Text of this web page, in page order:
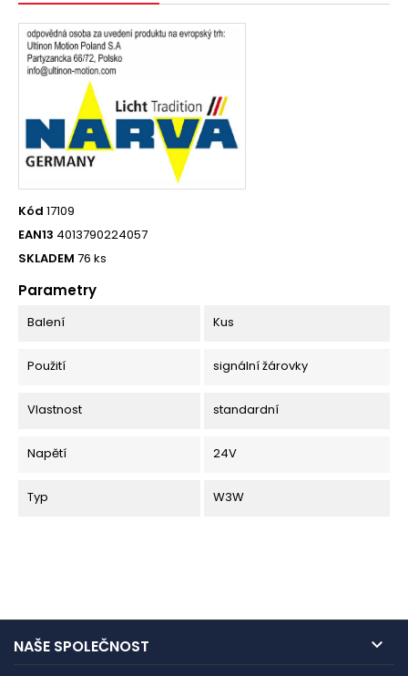
Kód 17109
EAN13 4013790224057
SKLADEM 76 ks
Parametry
Balení Kus
Použití signální žárovky
Vlastnost standardní
Napětí 24V
Typ W3W
NAŠE SPOLEČNOST 